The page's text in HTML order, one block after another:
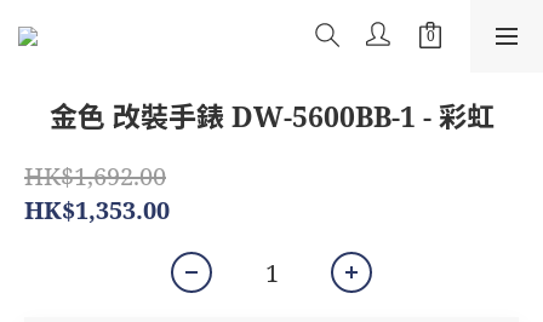
金色 改裝手錶 DW-5600BB-1 - 彩虹
HK$1,692.00
HK$1,353.00